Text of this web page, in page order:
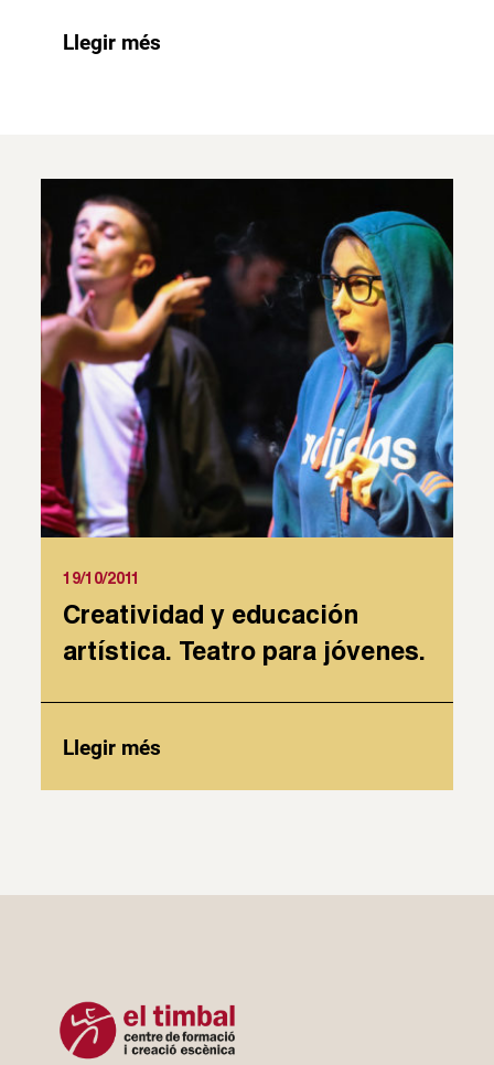
Llegir més
19/10/2011
Creatividad y educación
artística. Teatro para jóvenes.
Llegir més